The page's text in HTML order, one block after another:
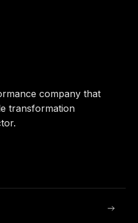
company that
transformation